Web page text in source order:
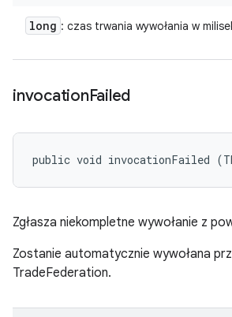
long : czas trwania wywołania w
invocationFailed
public void invocationFailed
Zgłasza niekompletne wywołanie z
Zostanie automatycznie wywołana
TradeFederation.